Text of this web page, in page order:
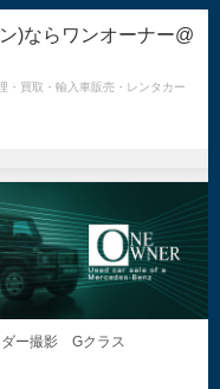
)ならワンオーナー@
買取・輸入車販売・レンタカー
ー撮影 Gクラス